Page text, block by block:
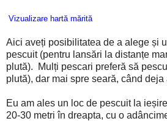
Vizualizare hartă mărită
Aici aveți posibilitatea de a alege și
pescuit (pentru lansări la distanțe
plută). Mulți pescari preferă să
plută), dar mai spre seară, când
Eu am ales un loc de pescuit la
20-30 metri în dreapta, cu o